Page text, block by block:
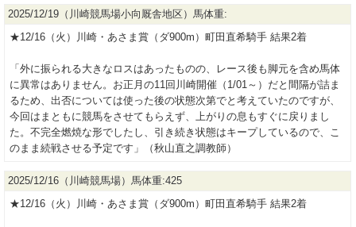
2025/12/19（川崎競馬場小向厩舎地区）馬体重:
★12/16（火）川崎・あさま賞（ダ900m）町田直希騎手 結果2着
「外に振られる大きなロスはあったものの、レース後も脚元を含め馬体
に異常はありません。お正月の11回川崎開催（1/01～）だと間隔が詰ま
るため、出否については使った後の状態次第でと考えていたのですが、
今回はまともに競馬をさせてもらえず、上がりの息もすぐに戻りまし
た。不完全燃焼な形でしたし、引き続き状態はキープしているので、こ
のまま続戦させる予定です」（秋山直之調教師）
2025/12/16（川崎競馬場）馬体重:425
★12/16（火）川崎・あさま賞（ダ900m）町田直希騎手 結果2着